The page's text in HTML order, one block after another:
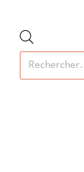
produits